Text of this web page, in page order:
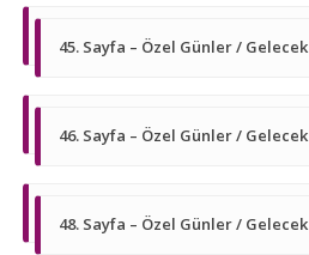
45. Sayfa – Özel Günler / Gelecek
46. Sayfa – Özel Günler / Gelecek
48. Sayfa – Özel Günler / Gelecek